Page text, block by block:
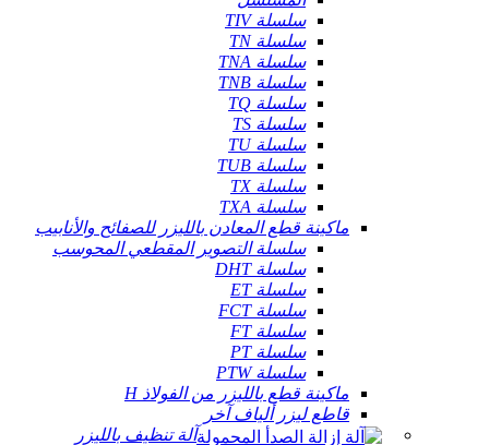
سلسلة TIV
سلسلة TN
سلسلة TNA
سلسلة TNB
سلسلة TQ
سلسلة TS
سلسلة TU
سلسلة TUB
سلسلة TX
سلسلة TXA
ماكينة قطع المعادن بالليزر للصفائح والأنابيب
سلسلة التصوير المقطعي المحوسب
سلسلة DHT
سلسلة ET
سلسلة FCT
سلسلة FT
سلسلة PT
سلسلة PTW
ماكينة قطع بالليزر من الفولاذ H
قاطع ليزر ألياف آخر
آلة تنظيف بالليزر